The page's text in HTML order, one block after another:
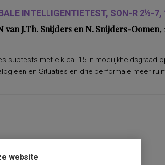
website
INTELLIGENTIETEST, SON-R 2½-7,
J.Th. Snijders en N. Snijders-
subtests met elk ca. 15 in moeilijkheidsgraad
en Situaties en drie performale meer